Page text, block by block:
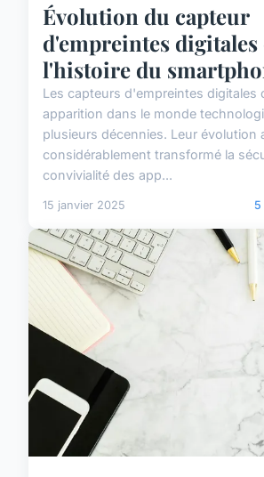
Évolution du capteur
d'empreintes digitales
l'histoire du
Les capteurs d'empreintes digitales
apparition dans le monde
plusieurs décennies. Leur évolution
considérablement transformé la
convivialité des app...
15 janvier 2025 5